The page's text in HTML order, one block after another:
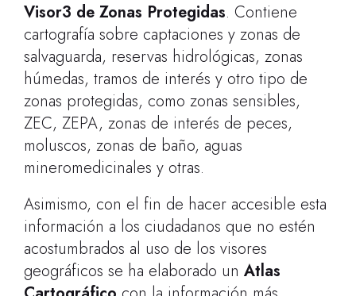
Visor3 de Zonas Protegidas. Contiene
cartografía sobre captaciones y zonas de
salvaguarda, reservas hidrológicas, zonas
húmedas, tramos de interés y otro tipo de
zonas protegidas, como zonas sensibles,
ZEC, ZEPA, zonas de interés de peces,
moluscos, zonas de baño, aguas
mineromedicinales y otras.
Asimismo, con el fin de hacer accesible esta
información a los ciudadanos que no estén
acostumbrados al uso de los visores
geográficos se ha elaborado un Atlas